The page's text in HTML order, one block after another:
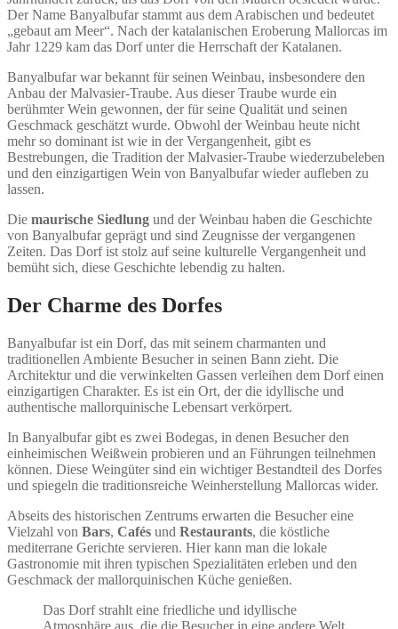
Der Name Banyalbufar stammt aus dem Arabischen und bedeutet
„gebaut am Meer“. Nach der katalanischen Eroberung Mallorcas im
Jahr 1229 kam das Dorf unter die Herrschaft der Katalanen.
Banyalbufar war bekannt für seinen Weinbau, insbesondere den
Anbau der Malvasier-Traube. Aus dieser Traube wurde ein
berühmter Wein gewonnen, der für seine Qualität und seinen
Geschmack geschätzt wurde. Obwohl der Weinbau heute nicht
mehr so dominant ist wie in der Vergangenheit, gibt es
Bestrebungen, die Tradition der Malvasier-Traube wiederzubeleben
und den einzigartigen Wein von Banyalbufar wieder aufleben zu
lassen.
Die maurische Siedlung und der Weinbau haben die Geschichte
von Banyalbufar geprägt und sind Zeugnisse der vergangenen
Zeiten. Das Dorf ist stolz auf seine kulturelle Vergangenheit und
bemüht sich, diese Geschichte lebendig zu halten.
Der Charme des Dorfes
Banyalbufar ist ein Dorf, das mit seinem charmanten und
traditionellen Ambiente Besucher in seinen Bann zieht. Die
Architektur und die verwinkelten Gassen verleihen dem Dorf einen
einzigartigen Charakter. Es ist ein Ort, der die idyllische und
authentische mallorquinische Lebensart verkörpert.
In Banyalbufar gibt es zwei Bodegas, in denen Besucher den
einheimischen Weißwein probieren und an Führungen teilnehmen
können. Diese Weingüter sind ein wichtiger Bestandteil des Dorfes
und spiegeln die traditionsreiche Weinherstellung Mallorcas wider.
Abseits des historischen Zentrums erwarten die Besucher eine
Vielzahl von Bars, Cafés und Restaurants, die köstliche
mediterrane Gerichte servieren. Hier kann man die lokale
Gastronomie mit ihren typischen Spezialitäten erleben und den
Geschmack der mallorquinischen Küche genießen.
Das Dorf strahlt eine friedliche und idyllische
Atmosphäre aus, die die Besucher in eine andere Welt